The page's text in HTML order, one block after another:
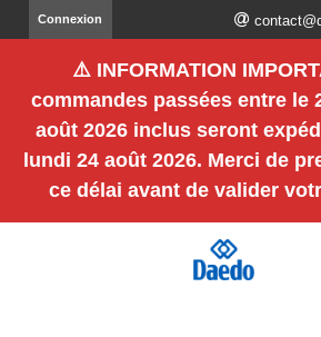
Connexion
⚠️ INFORMATION
commandes passées entre le
août 2026 inclusseront
lundi 24 août 2026. Merci de
ce délai avant de valider